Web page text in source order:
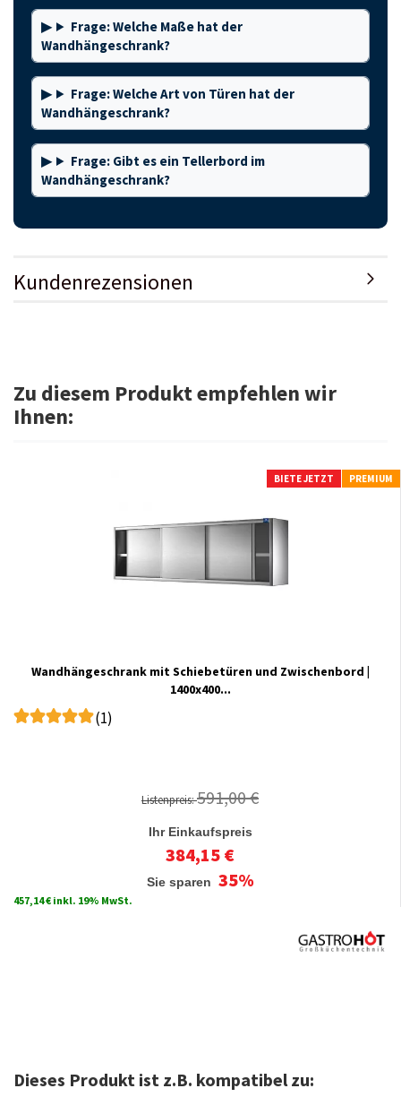
Frage: Welche Maße hat der
Wandhängeschrank?
Frage: Welche Art von Türen hat der
Wandhängeschrank?
Frage: Gibt es ein Tellerbord im
Wandhängeschrank?
Kundenrezensionen
Zu diesem Produkt empfehlen wir
Ihnen:
BIETE JETZT PREMIUM
Wandhängeschrank mit Schiebetüren und Zwischenbord |
1400x400...
(1)
Listenpreis:591,00 €
Ihr Einkaufspreis
384,15 €
Sie sparen 35%
457,14 € inkl. 19% MwSt.
Dieses Produkt ist z.B. kompatibel zu: